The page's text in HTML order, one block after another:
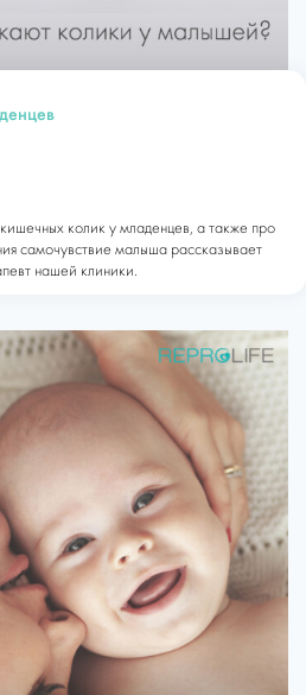
колик у младенцев, а также про
самочувствие малыша рассказывает
нашей клиники.